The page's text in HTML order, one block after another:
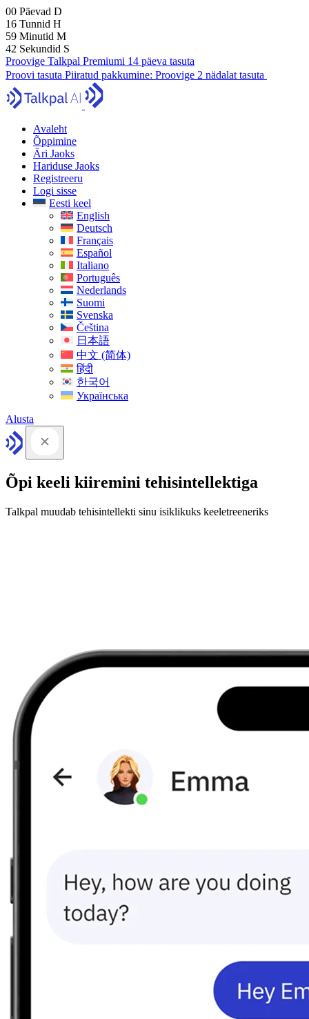
00 Päevad D
16 Tunnid H
59 Minutid M
41 Sekundid S
Proovige Talkpal Premiumi 14 päeva tasuta
Proovi tasuta Piiratud pakkumine: Proovige 2 nädalat tasuta
Avaleht
Õppimine
Äri Jaoks
Hariduse Jaoks
Registreeru
Logi sisse
Eesti keel
English
Deutsch
Français
Español
Italiano
Português
Nederlands
Suomi
Svenska
Čeština
日本語
中文 (简体)
हिंदी
한국어
Українська
Alusta
Õpi keeli kiiremini tehisintellektiga
Talkpal muudab tehisintellekti sinu isiklikuks keeletreeneriks